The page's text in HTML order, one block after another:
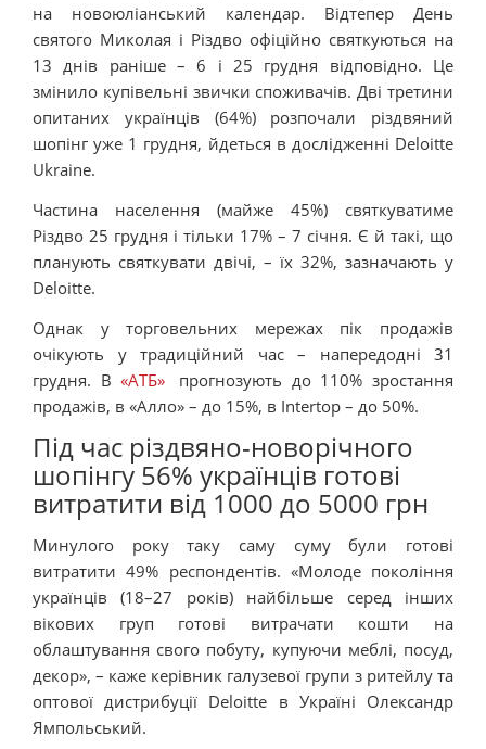
на новоюліанський календар. Відтепер День
святого Миколая і Різдво офіційно святкуються на
13 днів раніше – 6 і 25 грудня відповідно. Це
змінило купівельні звички споживачів. Дві третини
опитаних українців (64%) розпочали різдвяний
шопінг уже 1 грудня, йдеться в дослідженні Deloitte
Ukraine.
Частина населення (майже 45%) святкуватиме
Різдво 25 грудня і тільки 17% – 7 січня. Є й такі, що
планують святкувати двічі, – їх 32%, зазначають у
Deloitte.
Однак у торговельних мережах пік продажів
очікують у традиційний час – напередодні 31
грудня. В«АТБ»
прогнозують до 110% зростання
продажів, в «Алло» – до 15%, в Intertop – до 50%.
Під час різдвяно-новорічного
шопінгу 56% українців готові
витратити від 1000 до 5000 грн
Минулого року таку саму суму були готові
витратити 49% респондентів. «Молоде покоління
українців (18–27 років) найбільше серед інших
вікових груп готові витрачати кошти на
облаштування свого побуту, купуючи меблі, посуд,
декор», – каже керівник галузевої групи з ритейлу та
оптової дистрибуції Deloitte в Україні Олександр
Ямпольський.